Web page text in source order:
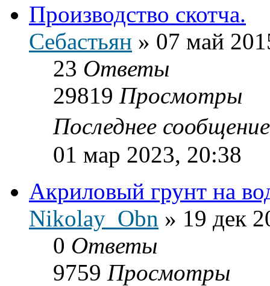
Производство скотча.
Себастьян » 07 май
23 Ответы
29819 Просмотры
Последнее
01 мар 2023, 20:38
Акриловый грунт на
Nikolay_Obn » 19 дек
0 Ответы
9759 Просмотры